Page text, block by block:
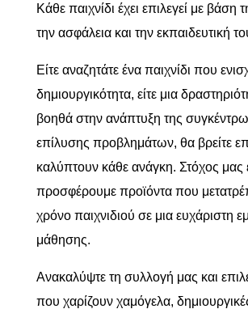
Κάθε παιχνίδι έχει επιλεγεί με βάση
την ασφάλεια και την εκπαιδευτική
Είτε αναζητάτε ένα παιχνίδι που
δημιουργικότητα, είτε μια
βοηθά στην ανάπτυξη της
επίλυσης προβλημάτων, θα βρείτε
καλύπτουν κάθε ανάγκη. Στόχος μας
προσφέρουμε προϊόντα που
χρόνο παιχνιδιού σε μια ευχάριστη
μάθησης.
Ανακαλύψτε τη συλλογή μας και
που χαρίζουν χαμόγελα,